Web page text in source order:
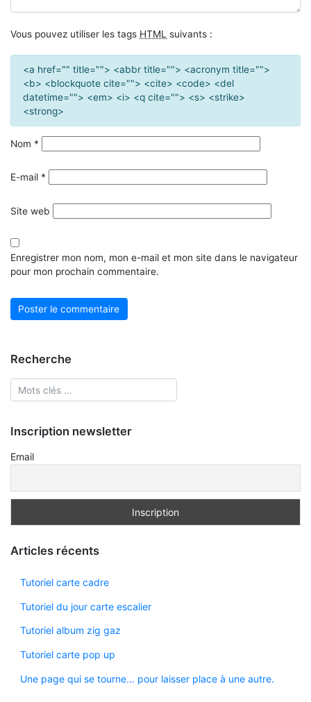
Vous pouvez utiliser les tags HTML suivants :
<a href="" title=""> <abbr title=""> <acronym title="">
<b> <blockquote cite=""> <cite> <code> <del
datetime=""> <em> <i> <q cite=""> <s> <strike>
<strong>
Nom *
E-mail *
Site web
Enregistrer mon nom, mon e-mail et mon site dans le navigateur
pour mon prochain commentaire.
Recherche
Inscription newsletter
Email
Articles récents
Tutoriel carte cadre
Tutoriel du jour carte escalier
Tutoriel album zig gaz
Tutoriel carte pop up
Une page qui se tourne… pour laisser place à une autre.